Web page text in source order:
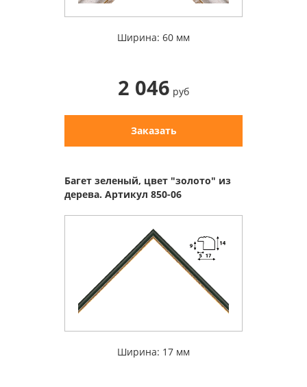
Ширина: 60 мм
2 046 руб
Заказать
Багет зеленый, цвет "золото" из
дерева. Артикул 850-06
Ширина: 17 мм